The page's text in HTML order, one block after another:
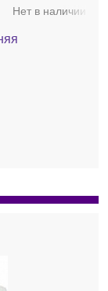
Нет в наличии